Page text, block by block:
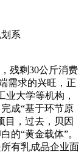
系
残剩30公斤消费
需求的兴旺，正
业大学等机构，
成“基于环节原
目，过去，贝因
的“黄金载体”。
有乳成品企业面